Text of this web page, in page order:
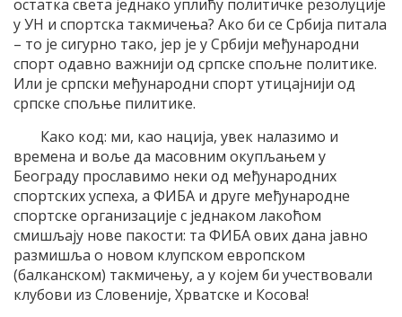
остатка света једнако уплићу политичке резолуције
у УН и спортска такмичења? Ако би се Србија питала
– то је сигурно тако, јер је у Србији међународни
спорт одавно важнији од српске спољне политике.
Или је српски међународни спорт утицајнији од
српске спољње пилитике.
Како код: ми, као нација, увек налазимо и
времена и воље да масовним окупљањем у
Београду прославимо неки од међународних
спортских успеха, а ФИБА и друге међународне
спортске организације с једнаком лакоћом
смишљају нове пакости: та ФИБА ових дана јавно
размишља о новом клупском европском
(балканском) такмичењу, а у којем би учествовали
клубови из Словеније, Хрватске и Косова!